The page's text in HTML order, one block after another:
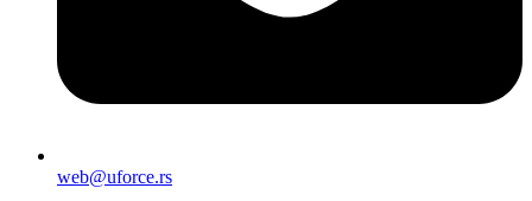
web@uforce.rs